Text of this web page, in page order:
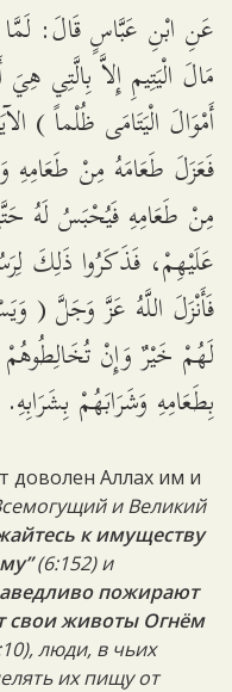
عَنِ ابْنِ عَبَّاسٍ قَالَ: لَمَّا
مَالَ الْيَتِيمِ إِلاَّ
أَمْوَالَ الْيَتَامَى ظُلْماً )
فَعَزَلَ طَعَامَهُ مِنْ
مِنْ طَعَامِهِ فَيُحْبَسُ لَهُ
عَلَيْهِمْ، فَذَكَرُوا ذَلِكَ
فَأَنْزَلَ اللَّهُ عَزَّ وَجَلَّ (
لَهُمْ خَيْرٌ وَإِنْ
بِطَعَامِهِ وَشَرَابَهُمْ بِشَرَابِهِ.
доволен Аллах им и
и Великий
к имуществу
(6:152) и
пожирают
свои животы Огнём
люди, в чьих
их пищу от